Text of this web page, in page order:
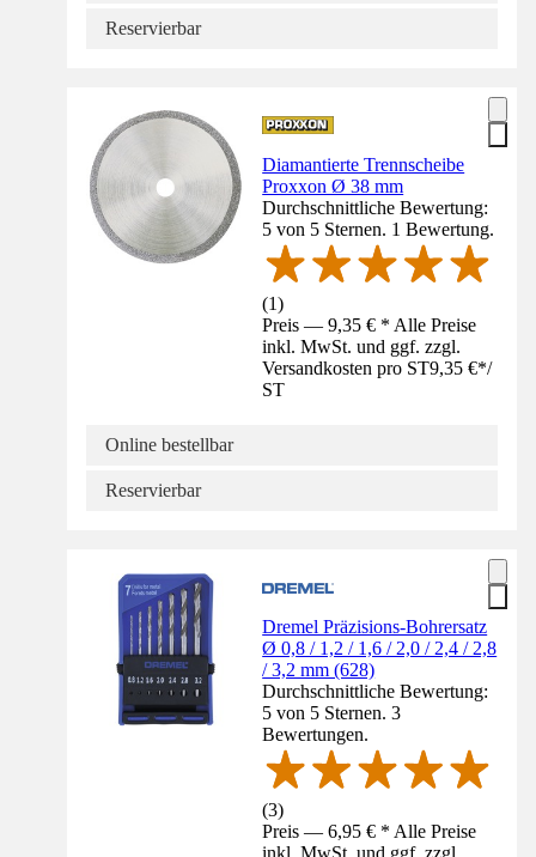
Reservierbar
Diamantierte Trennscheibe
Proxxon Ø 38 mm
Durchschnittliche Bewertung:
5 von 5 Sternen. 1 Bewertung.
(1)
Preis — 9,35 € * Alle Preise
inkl. MwSt. und ggf. zzgl.
Versandkosten pro ST9,35 €*/
ST
Online bestellbar
Reservierbar
Dremel Präzisions-Bohrersatz
Ø 0,8 / 1,2 / 1,6 / 2,0 / 2,4 / 2,8
/ 3,2 mm (628)
Durchschnittliche Bewertung:
5 von 5 Sternen. 3
Bewertungen.
(3)
Preis — 6,95 € * Alle Preise
inkl. MwSt. und ggf. zzgl.